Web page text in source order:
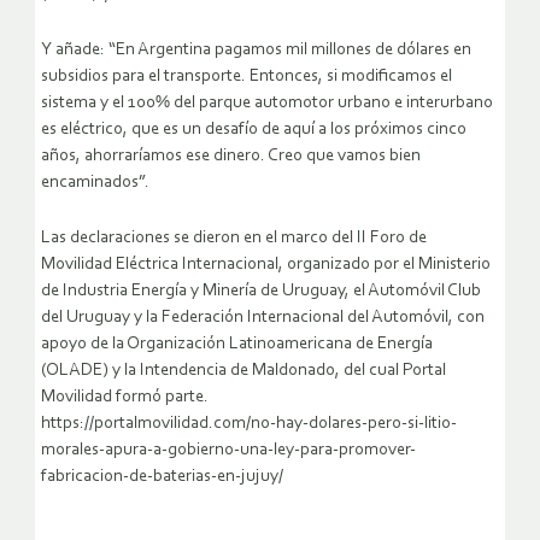
Y añade: “En Argentina pagamos mil millones de dólares en
subsidios para el transporte. Entonces, si modificamos el
sistema y el 100% del parque automotor urbano e interurbano
es eléctrico, que es un desafío de aquí a los próximos cinco
años, ahorraríamos ese dinero. Creo que vamos bien
encaminados”.
Las declaraciones se dieron en el marco del II Foro de
Movilidad Eléctrica Internacional, organizado por el Ministerio
de Industria Energía y Minería de Uruguay, el Automóvil Club
del Uruguay y la Federación Internacional del Automóvil, con
apoyo de la Organización Latinoamericana de Energía
(OLADE) y la Intendencia de Maldonado, del cual Portal
Movilidad formó parte.
https://portalmovilidad.com/no-hay-dolares-pero-si-litio-
morales-apura-a-gobierno-una-ley-para-promover-
fabricacion-de-baterias-en-jujuy/